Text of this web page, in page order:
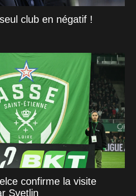
club en négatif !
confirme la visite
Svetlin